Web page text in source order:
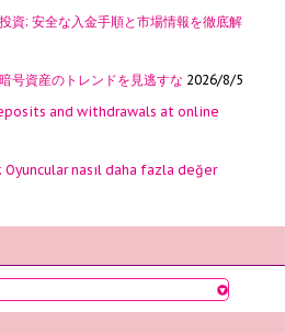
資: 安全な入金手順と市場情報を徹底解
号資産のトレンドを見逃すな 2026/8/5
and withdrawals at online
Oyuncular nasıl daha fazla değer